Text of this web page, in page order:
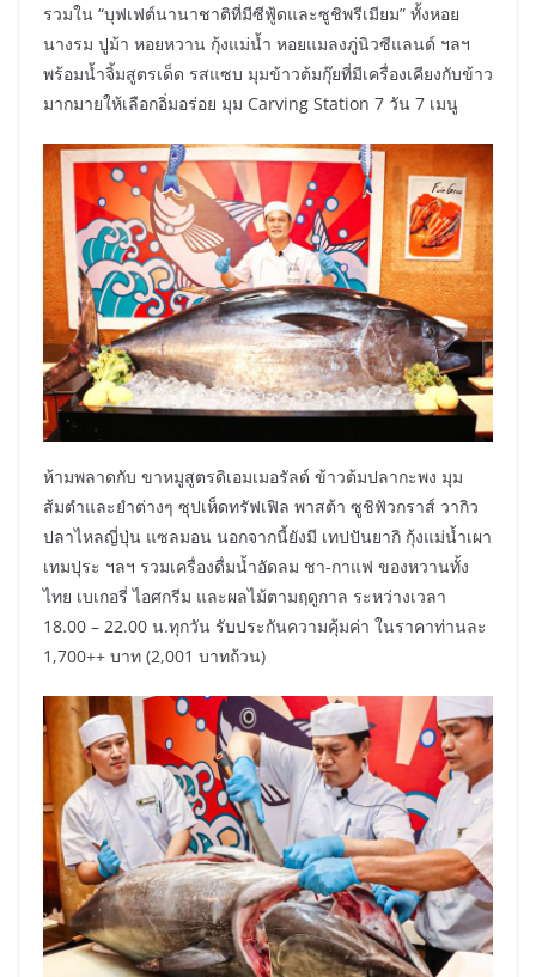
รวมใน “บุฟเฟต์นานาชาติที่มีซีฟู้ดและซูชิพรีเมียม” ทั้งหอย
นางรม ปูม้า หอยหวาน กุ้งแม่น้ำ หอยแมลงภู่นิวซีแลนด์ ฯลฯ
พร้อมน้ำจิ้มสูตรเด็ด รสแซบ มุมข้าวต้มกุ๊ยที่มีเครื่องเคียงกับข้าว
มากมายให้เลือกอิ่มอร่อย มุม Carving Station 7 วัน 7 เมนู
ห้ามพลาดกับ ขาหมูสูตรดิเอมเมอรัลด์ ข้าวต้มปลากะพง มุม
ส้มตำและยำต่างๆ ซุปเห็ดทรัฟเฟิล พาสต้า ซูชิฟัวกราส์ วากิว
ปลาไหลญี่ปุ่น แซลมอน นอกจากนี้ยังมี เทปปันยากิ กุ้งแม่น้ำเผา
เทมปุระ ฯลฯ รวมเครื่องดื่มน้ำอัดลม ชา-กาแฟ ของหวานทั้ง
ไทย เบเกอรี่ ไอศกรีม และผลไม้ตามฤดูกาล ระหว่างเวลา
18.00 – 22.00 น.ทุกวัน รับประกันความคุ้มค่า ในราคาท่านละ
1,700++ บาท (2,001 บาทถ้วน)